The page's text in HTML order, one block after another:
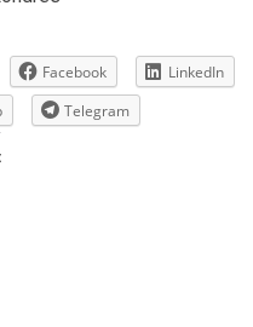
Facebook
LinkedIn
Telegram